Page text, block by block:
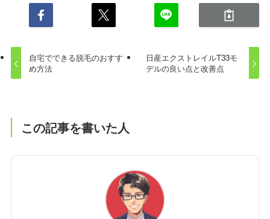
自宅でできる脱毛のおすす
め方法
日産エクストレイルT33モ
デルの良い点と改善点
この記事を書いた人